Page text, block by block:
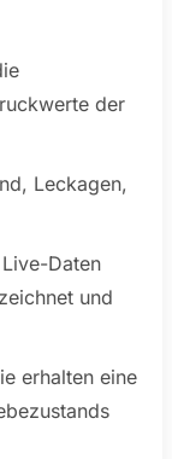
der
Leckagen,
Daten
und
erhalten eine